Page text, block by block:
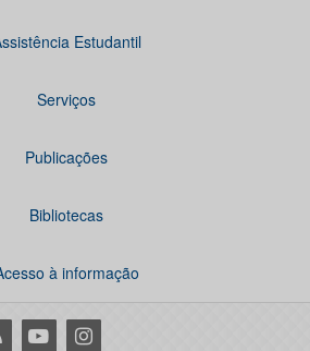
Estudantil
Serviços
Publicações
Bibliotecas
à informação
YoutubeInstagram